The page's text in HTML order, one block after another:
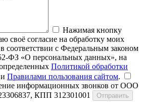
Нажимая кнопку
своё согласие на обработку моих
соответствии с Федеральным законом
ФЗ «О персональных данных», на
Политикой обработки
и Правилами пользования сайтом.
информационных звонков от ООО
КПП 312301001
Отправить